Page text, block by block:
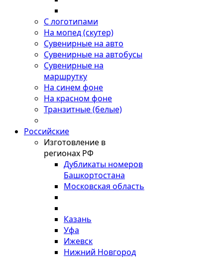
С логотипами
На мопед (скутер)
Сувенирные на авто
Сувенирные на автобусы
Сувенирные на
маршрутку
На синем фоне
На красном фоне
Транзитные (белые)
Российские
Изготовление в
регионах РФ
Дубликаты номеров
Башкортостана
Московская область
Казань
Уфа
Ижевск
Нижний Новгород